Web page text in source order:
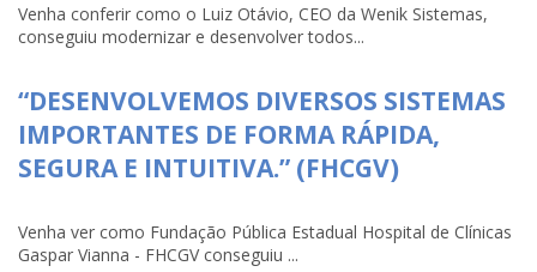
Venha conferir como o Luiz Otávio, CEO da Wenik Sistemas,
conseguiu modernizar e desenvolver todos...
“DESENVOLVEMOS DIVERSOS SISTEMAS
IMPORTANTES DE FORMA RÁPIDA,
SEGURA E INTUITIVA.” (FHCGV)
Venha ver como Fundação Pública Estadual Hospital de Clínicas
Gaspar Vianna - FHCGV conseguiu ...